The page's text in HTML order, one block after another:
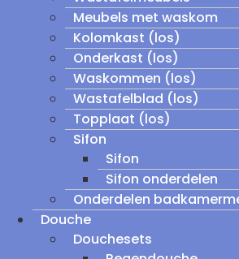
Meubels met waskom
Kolomkast (los)
Onderkast (los)
Waskommen (los)
Wastafelblad (los)
Topplaat (los)
Sifon
Sifon
Sifon onderdelen
Onderdelen
Douche
Douchesets